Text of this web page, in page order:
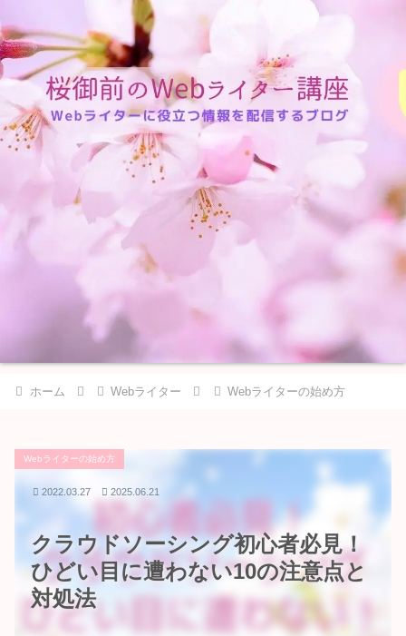
ホーム Webライター Webライターの始め方
クラウドソーシング初心者必見！
ひどい目に遭わない10の注意点と
対処法
Webライターの始め方
2022.03.27 2025.06.21